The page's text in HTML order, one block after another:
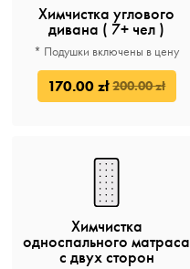
Химчистка углового
дивана ( 7+ чел )
* Подушки включены в цену
170.00 zł 200.00 zł
Химчистка
односпального матраса
c двух сторон